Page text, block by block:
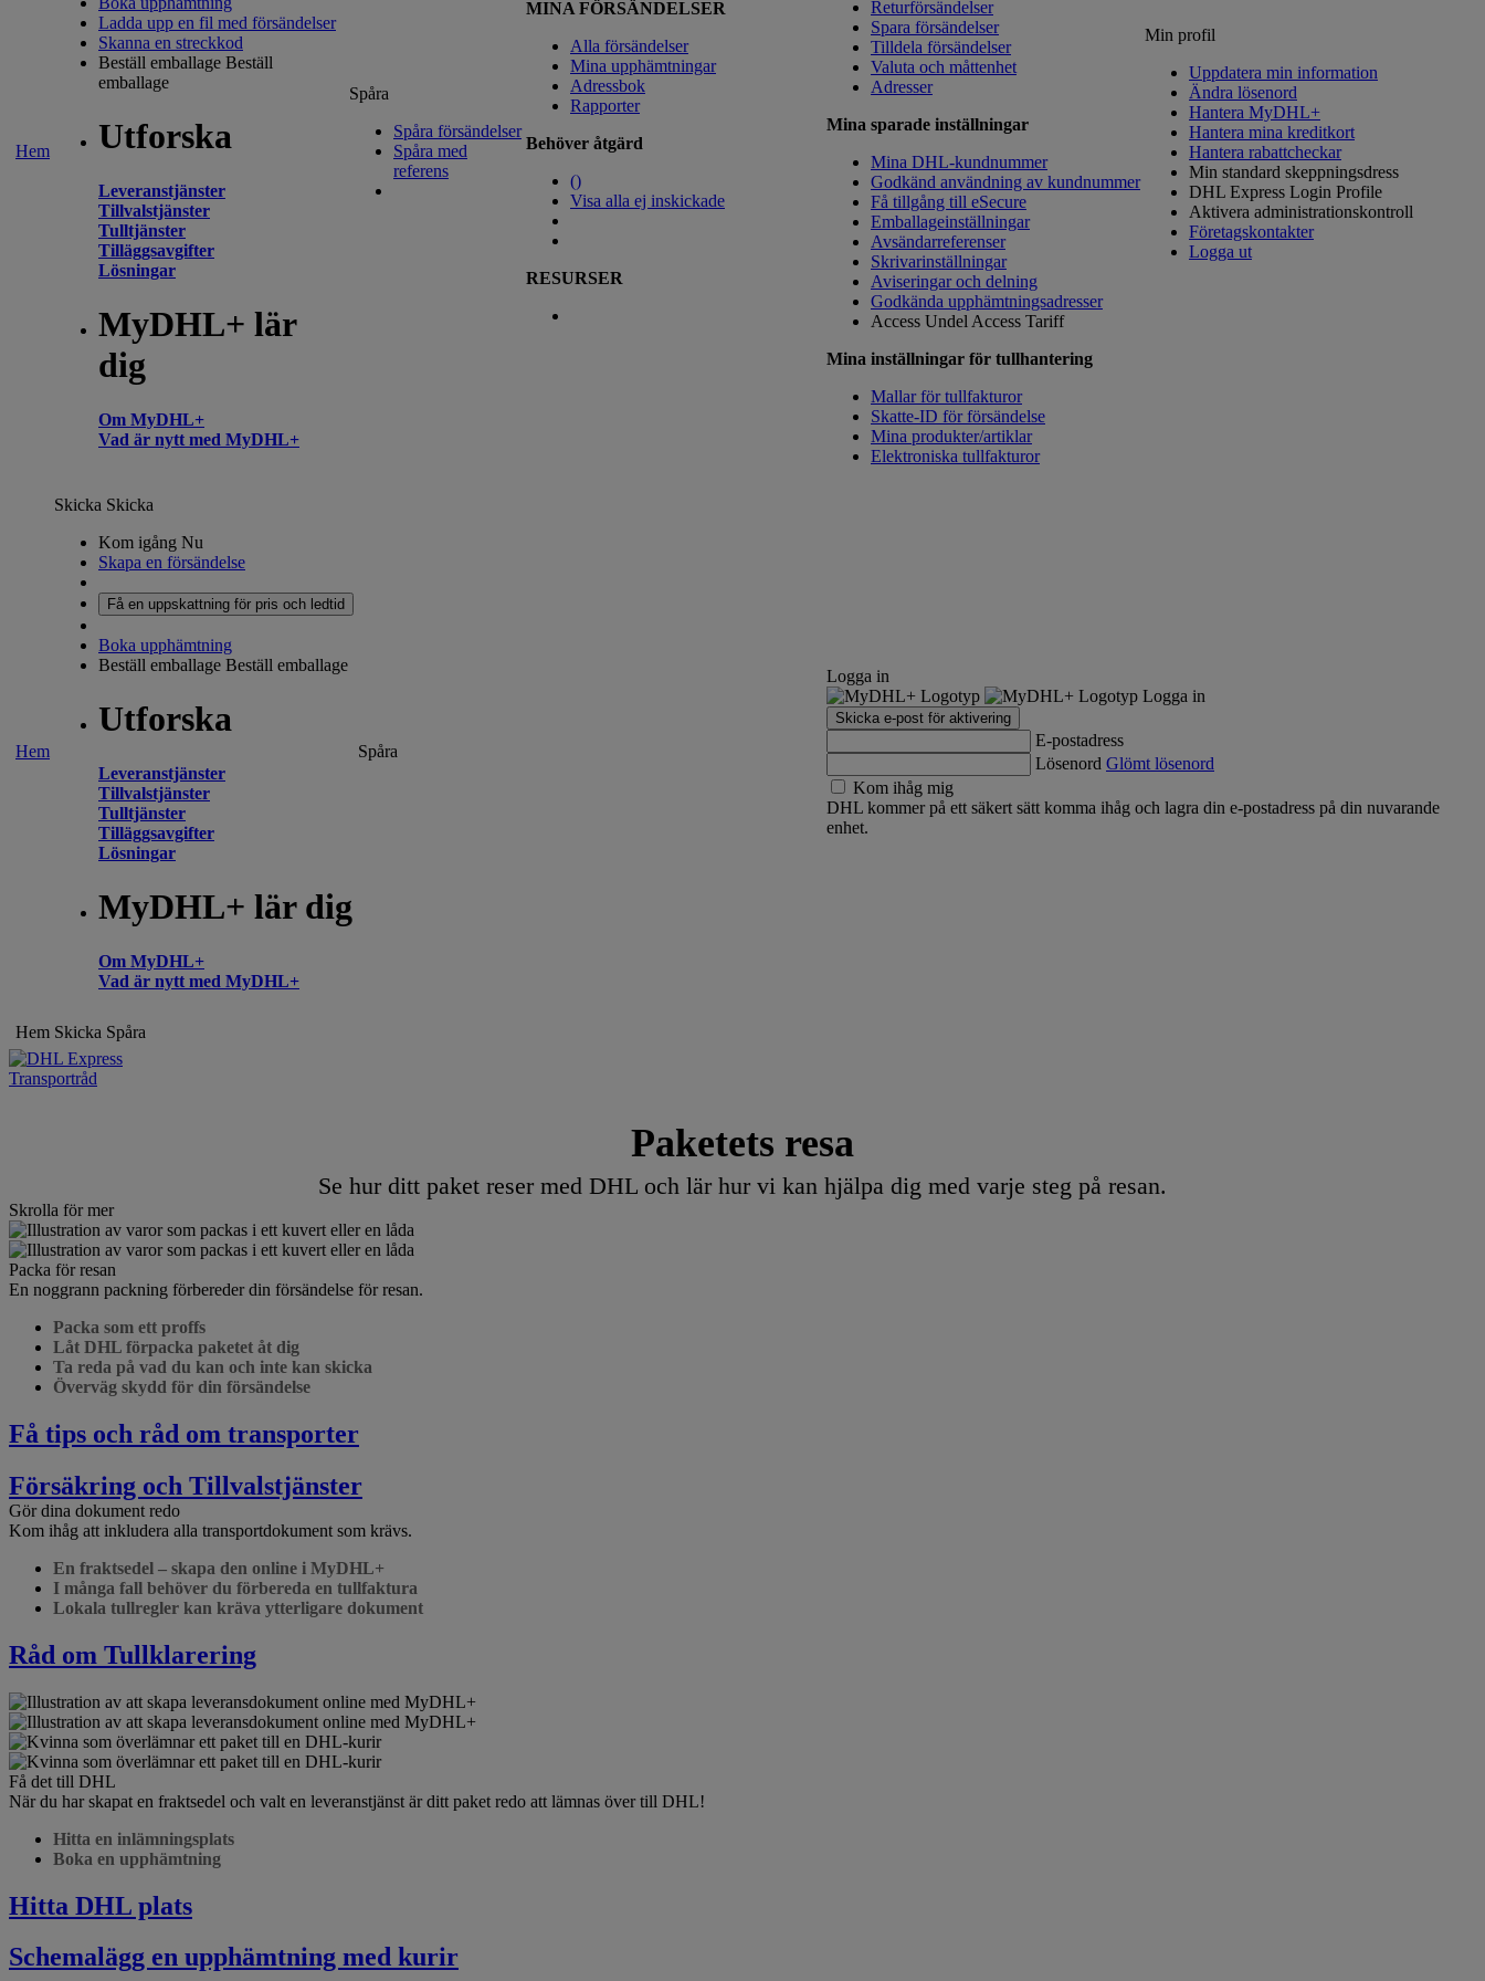
Hem
Ladda upp en fil med försändelser
Skanna en streckkod
Beställ emballage Beställ
emballage
Utforska
Leveranstjänster
Tillvalstjänster
Tulltjänster
Tilläggsavgifter
Lösningar
MyDHL+ lär
dig
Om MyDHL+
Vad är nytt med MyDHL+
Spåra
Spåra försändelser
Spåra med
referens
MINA FÖRSÄNDELSER
Alla försändelser
Mina upphämtningar
Adressbok
Rapporter
Behöver åtgärd
()
Visa alla ej inskickade
RESURSER
Returförsändelser
Spara försändelser
Tilldela försändelser
Valuta och måttenhet
Adresser
Mina sparade inställningar
Mina DHL-kundnummer
Godkänd användning av kundnummer
Få tillgång till eSecure
Emballageinställningar
Avsändarreferenser
Skrivarinställningar
Aviseringar och delning
Godkända upphämtningsadresser
Access Undel Access Tariff
Mina inställningar för tullhantering
Mallar för tullfakturor
Skatte-ID för försändelse
Mina produkter/artiklar
Elektroniska tullfakturor
Min profil
Uppdatera min information
Ändra lösenord
Hantera MyDHL+
Hantera mina kreditkort
Hantera rabattcheckar
Min standard skeppningsdress
DHL Express Login Profile
Aktivera administrationskontroll
Företagskontakter
Logga ut
Hem
Skicka Skicka
Kom igång Nu
Skapa en försändelse
Få en uppskattning för pris och ledtid
Boka upphämtning
Beställ emballage Beställ emballage
Utforska
Leveranstjänster
Tillvalstjänster
Tulltjänster
Tilläggsavgifter
Lösningar
MyDHL+ lär dig
Om MyDHL+
Vad är nytt med MyDHL+
Spåra
Logga in
Logga in
Skicka e-post för aktivering
E-postadress
Lösenord Glömt lösenord
Kom ihåg mig
DHL kommer på ett säkert sätt komma ihåg och lagra din e-postadress på din nuvarande
enhet.
Hem Skicka Spåra
Transportråd
Paketets resa
Se hur ditt paket reser med DHL och lär hur vi kan hjälpa dig med varje steg på resan.
Skrolla för mer
Packa för resan
En noggrann packning förbereder din försändelse för resan.
Packa som ett proffs
Låt DHL förpacka paketet åt dig
Ta reda på vad du kan och inte kan skicka
Överväg skydd för din försändelse
Få tips och råd om transporter
Försäkring och Tillvalstjänster
Gör dina dokument redo
Kom ihåg att inkludera alla transportdokument som krävs.
En fraktsedel – skapa den online i MyDHL+
I många fall behöver du förbereda en tullfaktura
Lokala tullregler kan kräva ytterligare dokument
Råd om Tullklarering
Få det till DHL
När du har skapat en fraktsedel och valt en leveranstjänst är ditt paket redo att lämnas över till DHL!
Hitta en inlämningsplats
Boka en upphämtning
Hitta DHL plats
Schemalägg en upphämtning med kurir